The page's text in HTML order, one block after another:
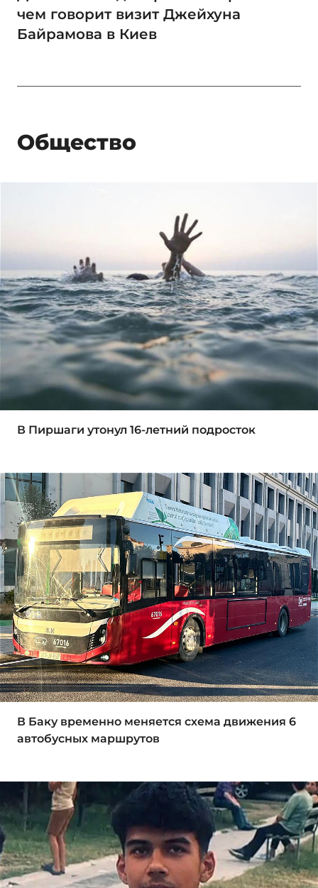
чем говорит визит Джейхуна
Байрамова в Киев
Общество
В Пиршаги утонул 16-летний подросток
В Баку временно меняется схема движения 6
автобусных маршрутов